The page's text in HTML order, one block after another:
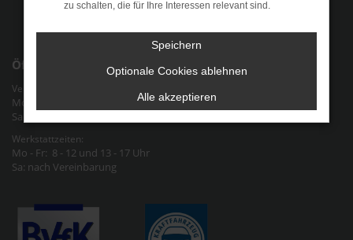
Cookie-Einstellungen
Impressum
Öffnungszeiten
Verkauf & Verwaltung:
Mo - Fr: 9 - 12 und 13 - 18 Uhr
Sa: nach Vereinbarung
Werkstattzeiten:
Mo - Fr: 8 - 12 und 13 - 17 Uhr
Sa: nach Vereinbarung
zu schalten, die für Ihre Interessen relevant sind.
Speichern
Optionale Cookies ablehnen
Alle akzeptieren